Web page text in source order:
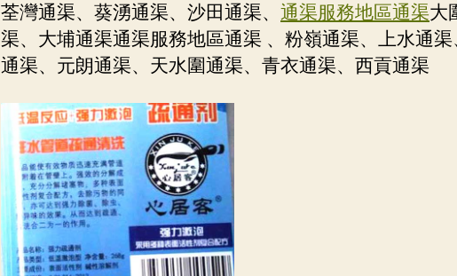
荃灣通渠、葵湧通渠、沙田通渠、 通渠服務地區通渠大
渠、大埔通渠通渠服務地區通渠 、粉嶺通渠、上水通
通渠、元朗通渠、天水圍通渠、青衣通渠、西貢通渠